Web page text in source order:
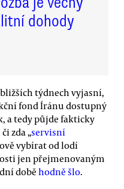
dohody
týdnech vyjasní,
fond Íránu dostupný
a tedy půjde fakticky
zda „servisní
vybírat od lodí
jen přejmenovaným
době hodně šlo.